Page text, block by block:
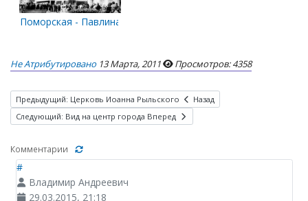
Поморская - Павлина Виноградова. 1984 г.
Не Атрибутировано 13 Марта, 2011 Просмотров: 4358
Предыдущий: Церковь Иоанна Рыльского
Назад
Следующий: Вид на центр города Вперед
Комментарии
#
Владимир Андреевич
29.03.2015, 21:18